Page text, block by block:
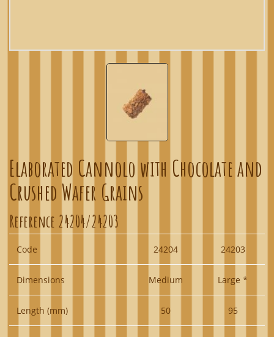
Elaborated Cannolo with Chocolate and
Crushed Wafer Grains
Reference 24204/24203
Code 24204 24203
Dimensions Medium Large *
Length (mm) 50 95